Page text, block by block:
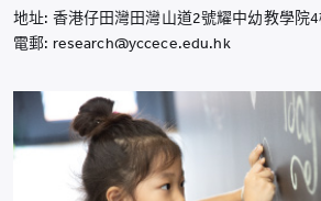
地址: 香港仔田灣田灣山道2號耀中幼教學院
電郵: research@yccece.edu.hk